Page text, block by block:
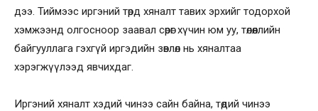
дээ. Тиймээс иргэний төрд хяналт тавих эрхийг тодорхой
хэмжээнд олгосноор заавал сөрөг хүчин юм уу, төлөөллийн
байгууллага гэхгүй иргэдийн зөвлөл нь хяналтаа
хэрэгжүүлээд явчихдаг.
Иргэний хяналт хэдий чинээ сайн байна, төдий чинээ